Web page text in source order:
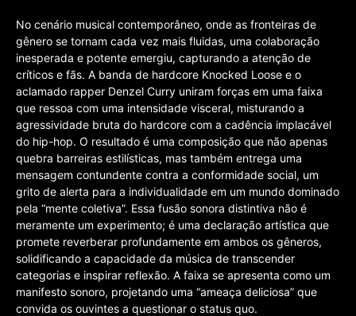
No cenário musical contemporâneo, onde as fronteiras de
gênero se tornam cada vez mais fluidas, uma colaboração
inesperada e potente emergiu, capturando a atenção de
críticos e fãs. A banda de hardcore Knocked Loose e o
aclamado rapper Denzel Curry uniram forças em uma faixa
que ressoa com uma intensidade visceral, misturando a
agressividade bruta do hardcore com a cadência implacável
do hip-hop. O resultado é uma composição que não apenas
quebra barreiras estilísticas, mas também entrega uma
mensagem contundente contra a conformidade social, um
grito de alerta para a individualidade em um mundo dominado
pela “mente coletiva”. Essa fusão sonora distintiva não é
meramente um experimento; é uma declaração artística que
promete reverberar profundamente em ambos os gêneros,
solidificando a capacidade da música de transcender
categorias e inspirar reflexão. A faixa se apresenta como um
manifesto sonoro, projetando uma “ameaça deliciosa” que
convida os ouvintes a questionar o status quo.